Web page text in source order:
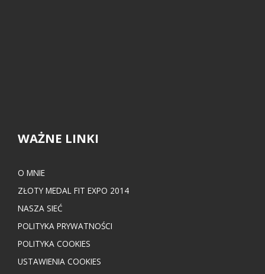
WAŻNE LINKI
O MNIE
ZŁOTY MEDAL FIT EXPO 2014
NASZA SIEĆ
POLITYKA PRYWATNOŚCI
POLITYKA COOKIES
USTAWIENIA COOKIES